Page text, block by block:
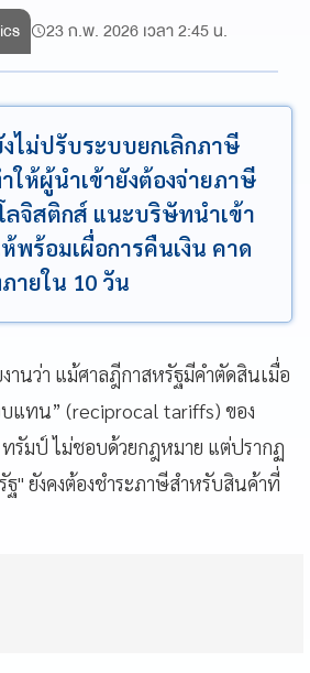
23 ก.พ. 2026 เวลา 2:45 น.
ไม่ปรับระบบยกเลิกภาษี
ให้ผู้นำเข้ายังต้องจ่ายภาษี
จิสติกส์ แนะบริษัทนำเข้า
ห้พร้อมเผื่อการคืนเงิน คาด
ายใน 10 วัน
านว่า แม้ศาลฎีกาสหรัฐมีคำตัดสินเมื่อ
บแทน” (reciprocal tariffs) ของ
รัมป์ ไม่ชอบด้วยกฎหมาย แต่ปรากฏ
ฐ" ยังคงต้องชำระภาษีสำหรับสินค้าที่